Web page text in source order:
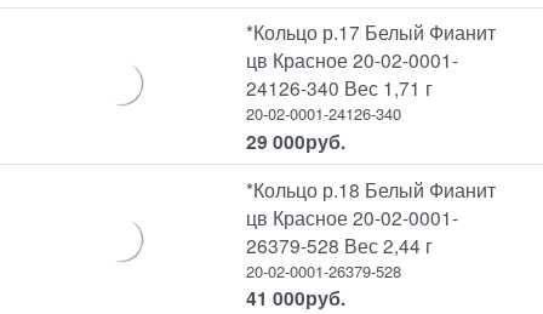
*Кольцо р.17 Белый Фианит
цв Красное 20-02-0001-
24126-340 Вес 1,71 г
20-02-0001-24126-340
29 000руб.
*Кольцо р.18 Белый Фианит
цв Красное 20-02-0001-
26379-528 Вес 2,44 г
20-02-0001-26379-528
41 000руб.